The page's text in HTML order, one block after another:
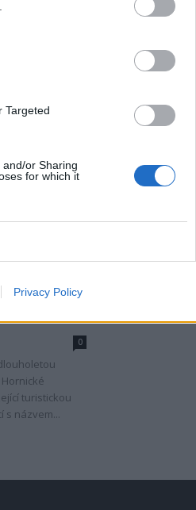
Targeted
or Sharing
for which it
Privacy Policy
Adéla
můžete
0
turistickou
s názvem...